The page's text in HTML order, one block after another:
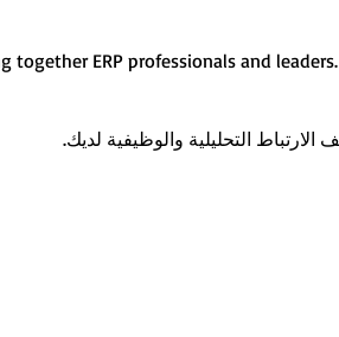
together ERP professionals and leaders.